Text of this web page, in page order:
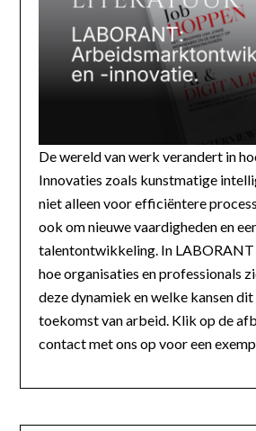
De wereld van werk verandert in
Innovaties zoals kunstmatige
niet alleen voor efficiëntere
ook om nieuwe vaardigheden en
talentontwikkeling. In LABORANT
hoe organisaties en professionals
deze dynamiek en welke kansen
toekomst van arbeid. Klik op de
contact met ons op voor een